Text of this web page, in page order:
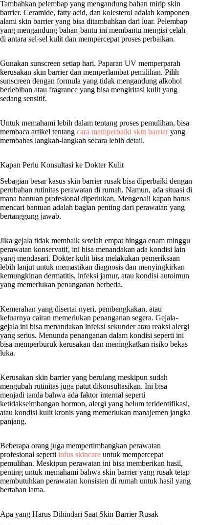
Tambahkan pelembap yang mengandung bahan mirip skin
barrier. Ceramide, fatty acid, dan kolesterol adalah komponen
alami skin barrier yang bisa ditambahkan dari luar. Pelembap
yang mengandung bahan-bantu ini membantu mengisi celah
di antara sel-sel kulit dan mempercepat proses perbaikan.
Gunakan sunscreen setiap hari. Paparan UV memperparah
kerusakan skin barrier dan memperlambat pemilihan. Pilih
sunscreen dengan formula yang tidak mengandung alkohol
berlebihan atau fragrance yang bisa mengiritasi kulit yang
sedang sensitif.
Untuk memahami lebih dalam tentang proses pemulihan, bisa
membaca artikel tentang cara memperbaiki skin barrieryang
membahas langkah-langkah secara lebih detail.
Kapan Perlu Konsultasi ke Dokter Kulit
Sebagian besar kasus skin barrier rusak bisa diperbaiki dengan
perubahan rutinitas perawatan di rumah. Namun, ada situasi di
mana bantuan profesional diperlukan. Mengenali kapan harus
mencari bantuan adalah bagian penting dari perawatan yang
bertanggung jawab.
Jika gejala tidak membaik setelah empat hingga enam minggu
perawatan konservatif, ini bisa menandakan ada kondisi lain
yang mendasari. Dokter kulit bisa melakukan pemeriksaan
lebih lanjut untuk memastikan diagnosis dan menyingkirkan
kemungkinan dermatitis, infeksi jamur, atau kondisi autoimun
yang memerlukan penanganan berbeda.
Kemerahan yang disertai nyeri, pembengkakan, atau
keluarnya cairan memerlukan penanganan segera. Gejala-
gejala ini bisa menandakan infeksi sekunder atau reaksi alergi
yang serius. Menunda penanganan dalam kondisi seperti ini
bisa memperburuk kerusakan dan meningkatkan risiko bekas
luka.
Kerusakan skin barrier yang berulang meskipun sudah
mengubah rutinitas juga patut dikonsultasikan. Ini bisa
menjadi tanda bahwa ada faktor internal seperti
ketidakseimbangan hormon, alergi yang belum teridentifikasi,
atau kondisi kulit kronis yang memerlukan manajemen jangka
panjang.
Beberapa orang juga mempertimbangkan perawatan
profesional seperti infus skincare untuk mempercepat
pemulihan. Meskipun perawatan ini bisa memberikan hasil,
penting untuk memahami bahwa skin barrier yang rusak tetap
membutuhkan perawatan konsisten di rumah untuk hasil yang
bertahan lama.
Apa yang Harus Dihindari Saat Skin Barrier Rusak